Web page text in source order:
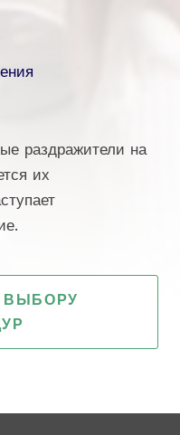
раздражители на
их
ВЫБОРУ